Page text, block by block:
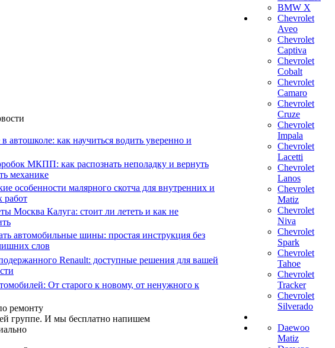
автошколе: как научиться водить уверенно и
МКПП: как распознать неполадку и вернуть
механике
особенности малярного скотча для внутренних и
работ
Москва Калуга: стоит ли лететь и как не
автомобильные шины: простая инструкция без
слов
Renault: доступные решения для вашей
От старого к новому, от ненужного к
ремонту
группе. И мы бесплатно напишем
BMW X
Chevrolet
Aveo
Chevrolet
Captiva
Chevrolet
Cobalt
Chevrolet
Camaro
Chevrolet
Cruze
Chevrolet
Impala
Chevrolet
Lacetti
Chevrolet
Lanos
Chevrolet
Matiz
Chevrolet
Niva
Chevrolet
Spark
Chevrolet
Tahoe
Chevrolet
Tracker
Chevrolet
Silverado
Daewoo
Matiz